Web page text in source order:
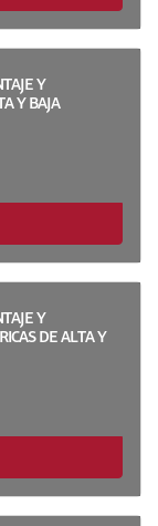
Y
Y BAJA
Y
DE ALTA Y